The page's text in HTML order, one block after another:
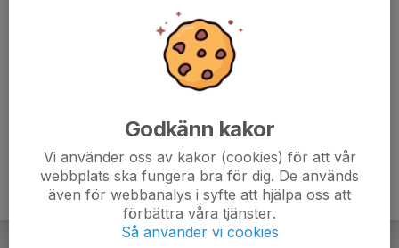
Godkänn kakor
Vi använder oss av kakor (cookies) för att vår
webbplats ska fungera bra för dig. De används
även för webbanalys i syfte att hjälpa oss att
förbättra våra tjänster.
Så använder vi cookies